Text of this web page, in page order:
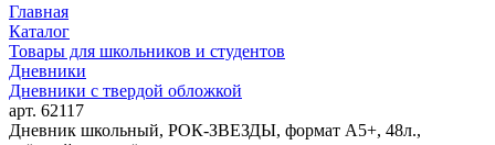
Главная
Каталог
Товары для школьников и студентов
Дневники
Дневники с твердой обложкой
арт. 62117
Дневник школьный, РОК-ЗВЕЗДЫ, формат А5+, 48л.,